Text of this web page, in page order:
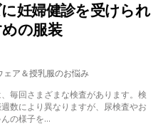
妊婦健診を受けられ
の服装
ェア＆授乳服のお悩み
毎回さまざまな検査があります。検
数により異なりますが、尿検査やお
の様子を...